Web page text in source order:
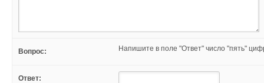
Вопрос: Напишите в поле "Ответ" число "пять"
Ответ: